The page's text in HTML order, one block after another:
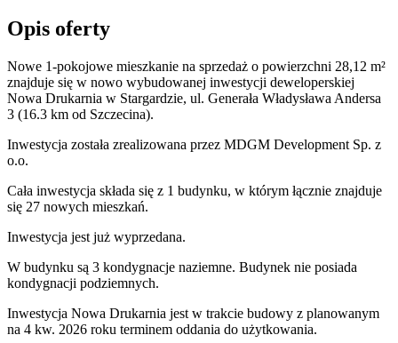
Opis oferty
Nowe 1-pokojowe mieszkanie na sprzedaż o powierzchni 28,12 m²
znajduje się w nowo wybudowanej inwestycji deweloperskiej
Nowa Drukarnia w Stargardzie, ul. Generała Władysława Andersa
3 (16.3 km od Szczecina).
Inwestycja została zrealizowana przez MDGM Development Sp. z
o.o.
Cała inwestycja składa się z 1 budynku, w którym łącznie znajduje
się 27 nowych mieszkań.
Inwestycja jest już wyprzedana.
W budynku są 3 kondygnacje naziemne. Budynek nie posiada
kondygnacji podziemnych.
Inwestycja Nowa Drukarnia jest w trakcie budowy z planowanym
na 4 kw. 2026 roku terminem oddania do użytkowania.